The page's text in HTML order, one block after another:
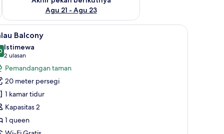
Agu 21 - Agu 23
premium, selimut bulu angsa, dan busa memoriPalau Balcony | Seprai katun Mesir, seprai
4 Balcony
dari 10
Istimewa
2 ulasan
(2
ulasan)
Pemandangan taman
20 meter persegi
1 kamar tidur
Kapasitas 2
1 queen